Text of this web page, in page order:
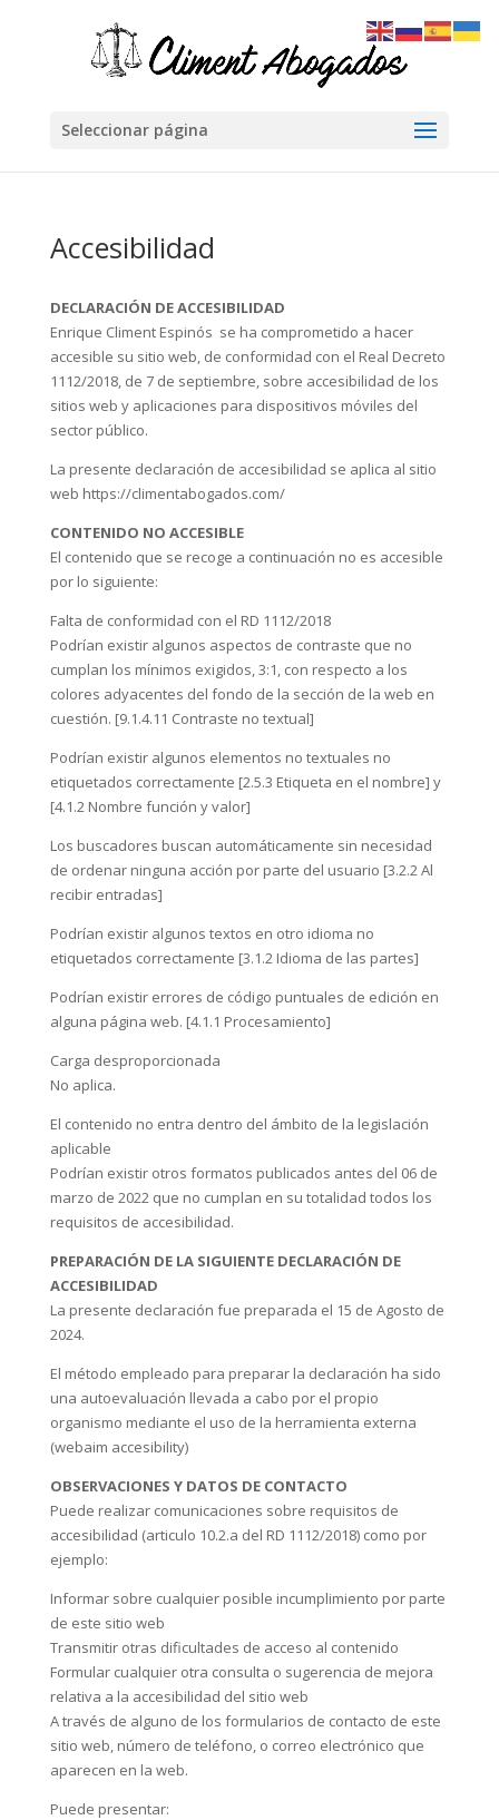
Seleccionar página
Accesibilidad
DECLARACIÓN DE ACCESIBILIDAD
Enrique Climent Espinós se ha comprometido a hacer
accesible su sitio web, de conformidad con el Real Decreto
1112/2018, de 7 de septiembre, sobre accesibilidad de los
sitios web y aplicaciones para dispositivos móviles del
sector público.
La presente declaración de accesibilidad se aplica al sitio
web https://climentabogados.com/
CONTENIDO NO ACCESIBLE
El contenido que se recoge a continuación no es accesible
por lo siguiente:
Falta de conformidad con el RD 1112/2018
Podrían existir algunos aspectos de contraste que no
cumplan los mínimos exigidos, 3:1, con respecto a los
colores adyacentes del fondo de la sección de la web en
cuestión. [9.1.4.11 Contraste no textual]
Podrían existir algunos elementos no textuales no
etiquetados correctamente [2.5.3 Etiqueta en el nombre] y
[4.1.2 Nombre función y valor]
Los buscadores buscan automáticamente sin necesidad
de ordenar ninguna acción por parte del usuario [3.2.2 Al
recibir entradas]
Podrían existir algunos textos en otro idioma no
etiquetados correctamente [3.1.2 Idioma de las partes]
Podrían existir errores de código puntuales de edición en
alguna página web. [4.1.1 Procesamiento]
Carga desproporcionada
No aplica.
El contenido no entra dentro del ámbito de la legislación
aplicable
Podrían existir otros formatos publicados antes del 06 de
marzo de 2022 que no cumplan en su totalidad todos los
requisitos de accesibilidad.
PREPARACIÓN DE LA SIGUIENTE DECLARACIÓN DE
ACCESIBILIDAD
La presente declaración fue preparada el 15 de Agosto de
2024.
El método empleado para preparar la declaración ha sido
una autoevaluación llevada a cabo por el propio
organismo mediante el uso de la herramienta externa
(webaim accesibility)
OBSERVACIONES Y DATOS DE CONTACTO
Puede realizar comunicaciones sobre requisitos de
accesibilidad (articulo 10.2.a del RD 1112/2018) como por
ejemplo:
Informar sobre cualquier posible incumplimiento por parte
de este sitio web
Transmitir otras dificultades de acceso al contenido
Formular cualquier otra consulta o sugerencia de mejora
relativa a la accesibilidad del sitio web
A través de alguno de los formularios de contacto de este
sitio web, número de teléfono, o correo electrónico que
aparecen en la web.
Puede presentar: